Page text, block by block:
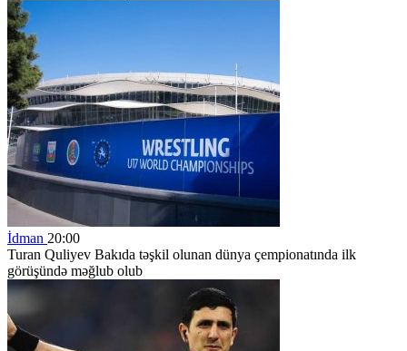
İdman 20:00
Turan Quliyev Bakıda təşkil olunan dünya çempionatında ilk
görüşündə məğlub olub